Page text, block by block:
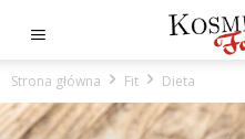
Strona główna Fit Dieta